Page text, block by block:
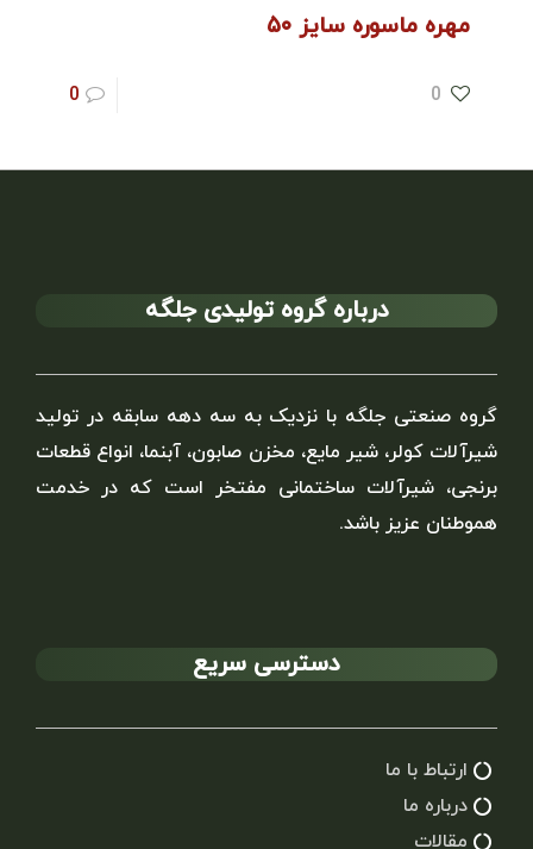
مهره ماسوره سایز ۵۰
0
0
درباره گروه تولیدی جلگه
گروه صنعتی جلگه با نزدیک به سه دهه سابقه در تولید
شیرآلات کولر، شیر مایع، مخزن صابون، آبنما، انواع قطعات
برنجی، شیرآلات ساختمانی مفتخر است که در خدمت
هموطنان عزیز باشد.
دسترسی سریع
ارتباط با ما
درباره ما
مقالات